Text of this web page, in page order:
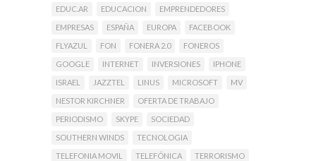
EDUC.AR
EDUCACION
EMPRENDEDORES
EMPRESAS
ESPAÑA EUROPA
FACEBOOK
FLYAZUL
FON FONERA 2.0
FONEROS
GOOGLE
INTERNET INVERSIONES
IPHONE
ISRAEL
JAZZTEL LINUS MICROSOFT
MV
NESTOR KIRCHNER
OFERTA DE TRABAJO
PERIODISMO
SKYPE
SOCIEDAD
SOUTHERN WINDS
TECNOLOGIA
TELEFONIA MOVIL
TELEFÓNICA
TERRORISMO